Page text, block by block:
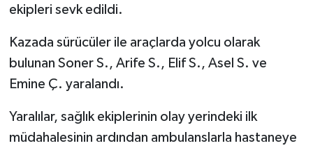
ekipleri sevk edildi.
Kazada sürücüler ile araçlarda yolcu olarak
bulunan Soner S., Arife S., Elif S., Asel S. ve
Emine Ç. yaralandı.
Yaralılar, sağlık ekiplerinin olay yerindeki ilk
müdahalesinin ardından ambulanslarla hastaneye
Sağlık